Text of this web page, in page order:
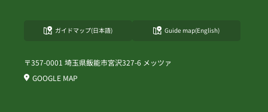
ガイドマップ(日本語) Guide map(English)
〒357-0001 埼玉県飯能市宮沢327-6 メッツァ
GOOGLE MAP